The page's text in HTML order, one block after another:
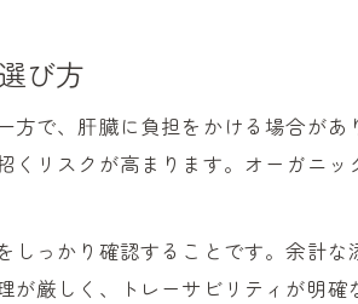
天然成分のオーガニッ
海外産と国産オーガニック
び方
方で、肝臓に負担をかける場合が
くリスクが高まります。オーガニ
っかり確認することです。余計
が厳しく、トレーサビリティが明